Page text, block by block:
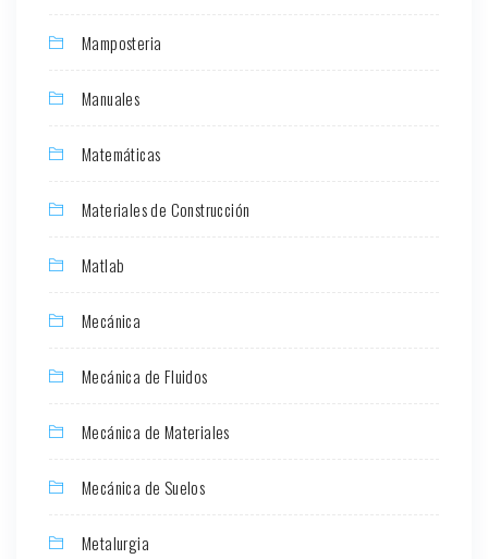
Mamposteria
Manuales
Matemáticas
Materiales de Construcción
Matlab
Mecánica
Mecánica de Fluidos
Mecánica de Materiales
Mecánica de Suelos
Metalurgia